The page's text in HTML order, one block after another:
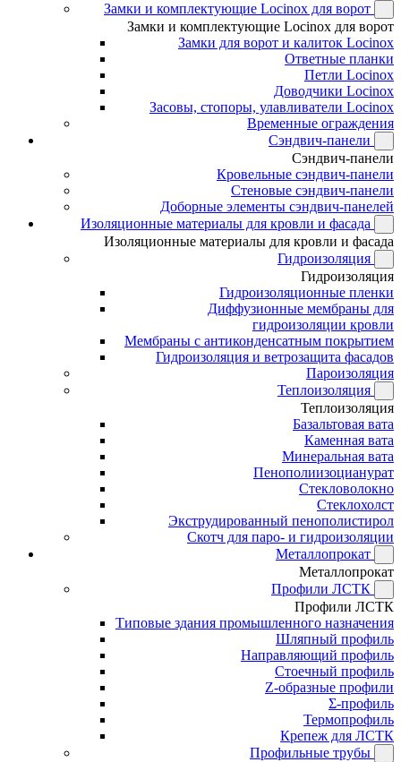
Замки и комплектующие Locinox для ворот
Замки и комплектующие Locinox для ворот
Замки для ворот и калиток Locinox
Ответные планки
Петли Locinox
Доводчики Locinox
Засовы, стопоры, улавливатели Locinox
Временные ограждения
Сэндвич-панели
Сэндвич-панели
Кровельные сэндвич-панели
Стеновые сэндвич-панели
Доборные элементы сэндвич-панелей
Изоляционные материалы для кровли и фасада
Изоляционные материалы для кровли и фасада
Гидроизоляция
Гидроизоляция
Гидроизоляционные пленки
Диффузионные мембраны для
гидроизоляции кровли
Мембраны с антиконденсатным покрытием
Гидроизоляция и ветрозащита фасадов
Пароизоляция
Теплоизоляция
Теплоизоляция
Базальтовая вата
Каменная вата
Минеральная вата
Пенополиизоцианурат
Стекловолокно
Стеклохолст
Экструдированный пенополистирол
Скотч для паро- и гидроизоляции
Металлопрокат
Металлопрокат
Профили ЛСТК
Профили ЛСТК
Типовые здания промышленного назначения
Шляпный профиль
Направляющий профиль
Стоечный профиль
Z-образные профили
Σ-профиль
Термопрофиль
Крепеж для ЛСТК
Профильные трубы